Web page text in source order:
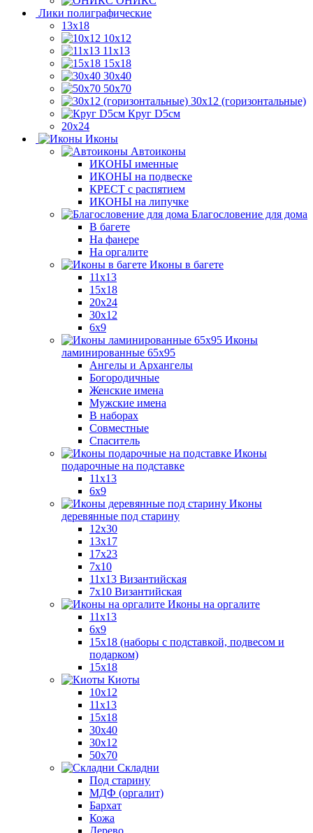
Лики полиграфические
13x18
10x12
11х13
15х18
30x40
50x70
30x12 (горизонтальные)
Круг D5см
20х24
Иконы
Автоиконы
ИКОНЫ именные
ИКОНЫ на подвеске
КРЕСТ с распятием
ИКОНЫ на липучке
Благословение для дома
В багете
На фанере
На оргалите
Иконы в багете
11x13
15x18
20x24
30х12
6x9
Иконы
ламинированные 65x95
Ангелы и Архангелы
Богородичные
Женские имена
Мужские имена
В наборах
Совместные
Спаситель
Иконы
подарочные на подставке
11x13
6x9
Иконы
деревянные под старину
12х30
13x17
17x23
7x10
11x13 Византийская
7x10 Византийская
Иконы на оргалите
11x13
6x9
15х18 (наборы с подставкой, подвесом и
подарком)
15x18
Киоты
10x12
11x13
15x18
30x40
30х12
50x70
Складни
Под старину
МДФ (оргалит)
Бархат
Кожа
Дерево